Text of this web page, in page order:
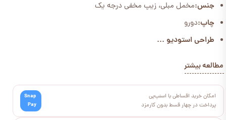
جنس:مخمل مبلی، زیپ مخفی درجه یک
چاپ:دورو
طراحی استودیو ...
مطالعه بیشتر
امکان خرید اقساطی با اسنپ‌پی
پرداخت در چهار قسط بدون کارمزد
Snap
Pay